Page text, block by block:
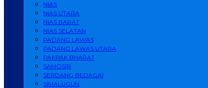
NIAS
NIAS UTARA
NIAS BARAT
NIAS SELATAN
PADANG LAWAS
PADANG LAWAS UTARA
PAKPAK BHARAT
SAMOSIR
SERDANG BEDAGAI
SIMALUGUN